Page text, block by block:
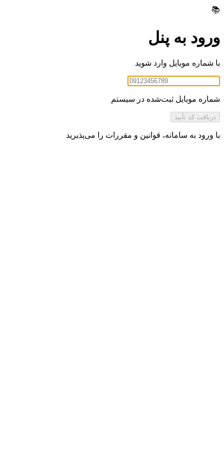
📚
ورود به پنل
با شماره موبایل وارد شوید
شماره موبایل ثبت‌شده در سیستم
دریافت کد تأیید
با ورود به سامانه، قوانین و مقررات را می‌پذیرید